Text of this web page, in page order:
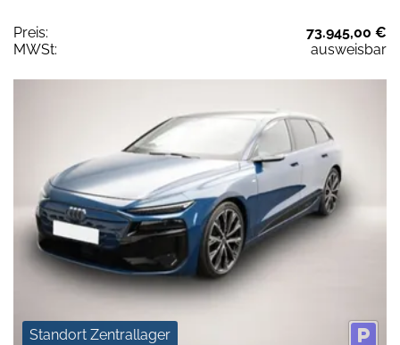
Preis:
73.945,00 €
MWSt:
ausweisbar
Standort Zentrallager